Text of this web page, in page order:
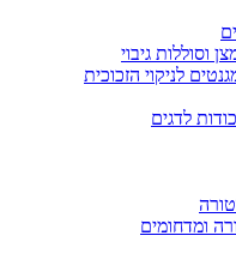
וסוללות גיבוי
לניקוי הזכוכית
לדגים
ומדחומים